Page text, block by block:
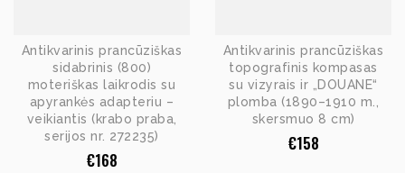
Antikvarinis prancūziškas
sidabrinis (800)
moteriškas laikrodis su
apyrankės adapteriu –
veikiantis (krabo praba,
serijos nr. 272235)
€168
Antikvarinis prancūziškas
topografinis kompasas
su vizyrais ir „DOUANE“
plomba (1890–1910 m.,
skersmuo 8 cm)
€158